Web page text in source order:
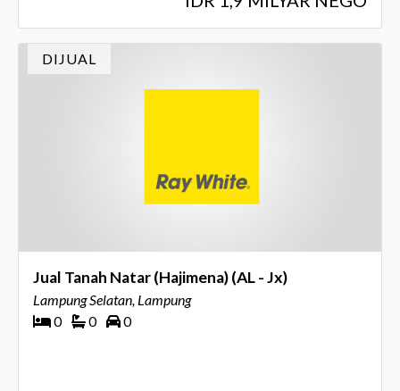
DIJUAL
Jual Tanah Natar (Hajimena) (AL - Jx)
Lampung Selatan, Lampung
0
0 0